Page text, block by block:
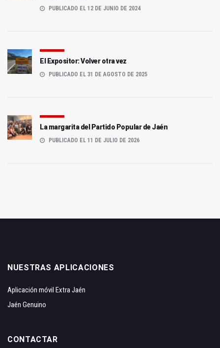
PUBLICADO EL 12 DE JUNIO DE 2024
El Expositor: Volver otra vez
PUBLICADO EL 31 DE AGOSTO DE 2025
La margarita del Partido Popular de Jaén
PUBLICADO EL 11 DE JULIO DE 2026
NUESTRAS APLICACIONES
Aplicación móvil Extra Jaén
Jaén Genuino
CONTACTAR